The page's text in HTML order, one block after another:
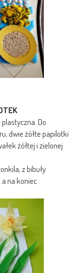
Do
dwie żółte papilotki
żółtej i zielonej
z bibuły
na koniec